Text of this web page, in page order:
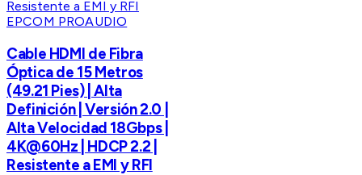
EPCOM PROAUDIO
Cable HDMI de Fibra
Óptica de 15 Metros
(49.21 Pies) | Alta
Definición | Versión 2.0 |
Alta Velocidad 18Gbps |
4K@60Hz | HDCP 2.2 |
Resistente a EMI y RFI